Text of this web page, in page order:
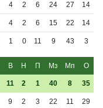
4 2 6 24 27 14
4 2 6 15 22 14
1 0 11 9 43 3
В Н П Мз Мп О
11 2 1 40 8 35
9 2 3 22 11 29